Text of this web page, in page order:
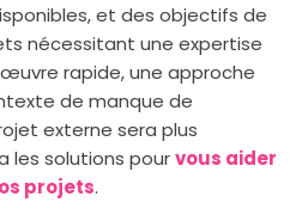
et des objectifs de
nécessitant une expertise
rapide, une approche
de manque de
externe sera plus
les solutions pourvous aider
projets.